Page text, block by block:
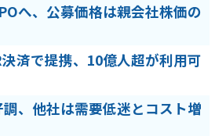
へ、公募価格は親会社株価の
済で提携、10億人超が利用可
、他社は需要低迷とコスト増